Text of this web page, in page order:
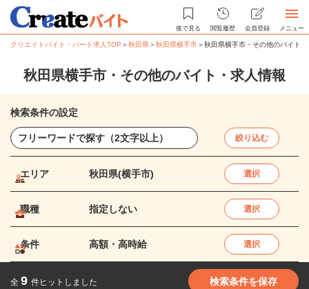
後で見る 閲覧履歴 会員登録 メニュー
クリエイトバイト・パート求人TOP ＞秋田県＞秋田県横手市＞秋田県横手市・その他のバイト
秋田県横手市・その他のバイト・求人情報
検索条件の設定
絞り込む
エリア 秋田県(横手市) 選択
職種 指定しない 選択
条件 高額・高時給 選択
全 9 件ヒットしました 検索条件を保存